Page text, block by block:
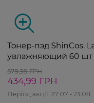
Тонер-пэд ShinCos.
увлажняющий 60 шт
579,99 ГРН
434,99 ГРН
Період акції: 27 07 - 23 08